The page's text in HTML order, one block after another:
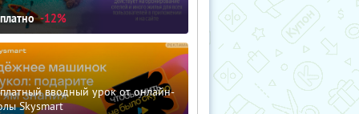
-12%
вводный урок от онлайн-
Skysmart